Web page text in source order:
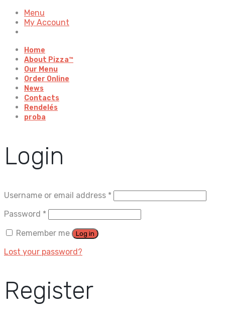
Menu
My Account
Home
About Pizza™
Our Menu
Order Online
News
Contacts
Rendelés
proba
Login
Username or email address *
Password *
Remember me
Log in
Lost your password?
Register